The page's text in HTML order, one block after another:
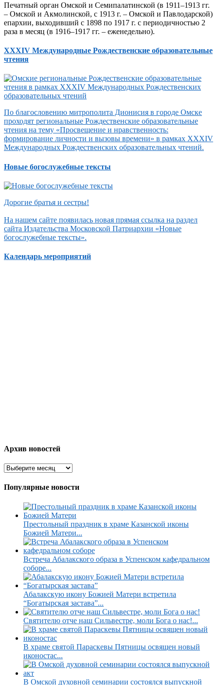
Печатный орган Омской и Семипалатинской (в 1911–1913 гг.
– Омской и Акмолинской, с 1913 г. – Омской и Павлодарской)
епархии, выходивший с 1898 по 1917 г. с периодичностью 2
раза в месяц (в 1916–1917 гг. – еженедельно).
XXXIV Международные Рождественские образовательные
чтения
По благословению митрополита Дионисия в городе Омске
проходят региональные Рождественские образовательные
чтения на тему «Просвещение и нравственность:
формирование личности и вызовы времени» в рамках XXXIV
Международных Рождественских образовательных чтений.
Новые богослужебные тексты
Дорогие братья и сестры!
На нашем сайте появилась новая прямая ссылка на раздел
сайта Издательства Московской Патриархии «Новые
богослужебные тексты».
Календарь мероприятий
Архив новостей
Популярные новости
Престольный праздник в храме Казанской иконы
Божией Матери...
Встреча Абалакского образа в Успенском кафедральном
соборе...
Абалакскую икону Божией Матери встретила
“Богатырская застава”...
Святителю отче наш Сильвестре, моли Бога о нас!...
В храме святой Параскевы Пятницы освящен новый
иконостас...
В Омской духовной семинарии состоялся выпускной